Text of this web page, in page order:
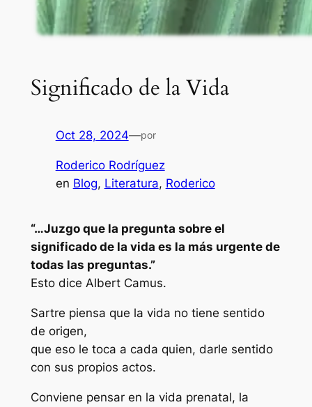
Significado de la Vida
Oct 28, 2024—por
Roderico Rodríguez
en Blog, Literatura, Roderico
“…Juzgo que la pregunta sobre el
significado de la vida es la más urgente de
todas las preguntas.”
Esto dice Albert Camus.
Sartre piensa que la vida no tiene sentido
de origen,
que eso le toca a cada quien, darle sentido
con sus propios actos.
Conviene pensar en la vida prenatal, la